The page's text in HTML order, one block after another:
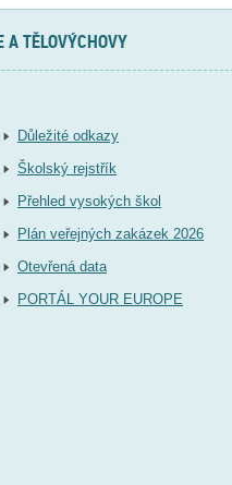
TĚLOVÝCHOVY
Důležité odkazy
Školský rejstřík
Přehled vysokých škol
Plán veřejných zakázek 2026
Otevřená data
PORTÁL YOUR EUROPE